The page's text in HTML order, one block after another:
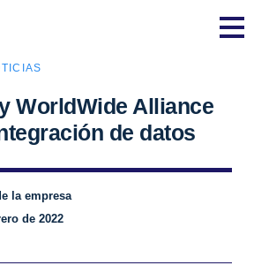
WorldWide Alliance
de datos
la empresa
de 2022